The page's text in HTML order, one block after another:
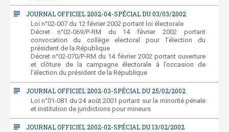
subject JOURNAL OFFICIEL 2002-04-SPÉCIAL DU 03/03/2002
Loi n°02-007 du 12 février 2002 portant loi électorale
Décret n°02-069/P-RM du 14 février 2002 portant
convocation du collège electoral pour l’élection du
président de la République
Décret n°02-070/P-RM du 14 février 2002 portant ouverture
et clôture de la campagne électorale à l’occasion de
l’élection du président de la République
subject JOURNAL OFFICIEL 2002-03-SPÉCIAL DU 25/02/2002
Loi n°01-081 du 24 août 2001 portant sur la minorité pénale
et institution de juridictions pour mineurs
subject JOURNAL OFFICIEL 2002-02-SPÉCIAL DU 13/02/2002